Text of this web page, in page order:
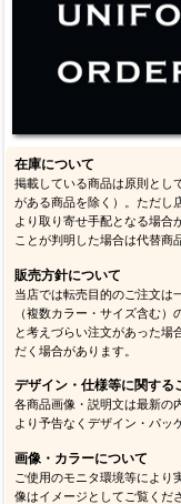
在庫について
掲載している商品は原則とし
がある商品を除く）。ただし
より取り寄せ手配となる場合
ことが判明した場合は代替商
販売方針について
当店では転売目的のご注文は
（複数カラー・サイズ含む
と考えづらい注文があった場
だく場合があります。
デザイン・仕様等に関する
各商品画像・説明文は最新の
より予告なくデザイン・パッ
画像・カラーについて
ご使用のモニタ環境等により
像はイメージとしてご覧くだ